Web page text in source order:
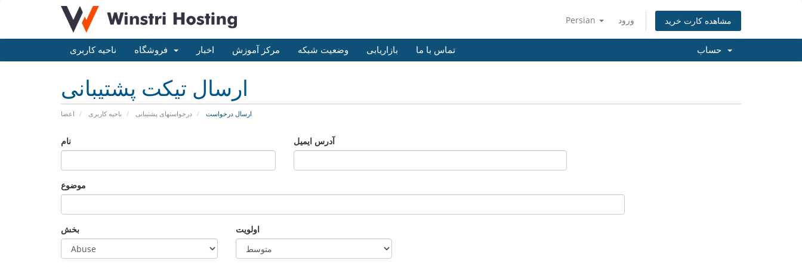
Persian ورود مشاهده کارت خرید
ناحیه کاربری اخبار مرکز آموزش وضعیت شبکه بازاریابی تماس با ما
ارسال تیکت پشتیبانی
اعضا ناحیه کاربری درخواستهای پشتیبانی ارسال درخواست
نام آدرس ایمیل
موضوع
بخش اولویت